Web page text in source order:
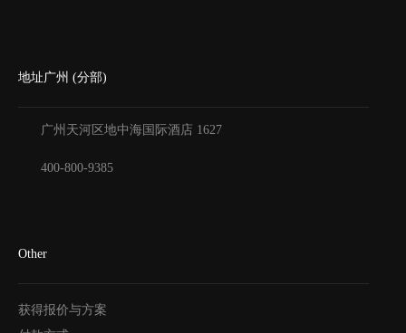
地址广州 (分部)
广州天河区地中海国际酒店 1627
400-800-9385
Other
获得报价与方案